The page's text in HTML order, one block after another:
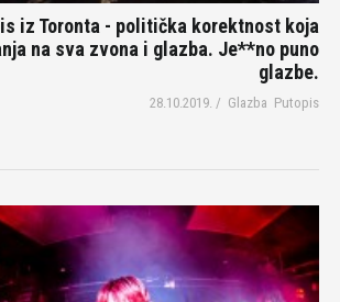
iz Toronta - politička korektnost koja
na sva zvona i glazba. Je**no puno
glazbe.
28.10.2019. / Glazba Putopis